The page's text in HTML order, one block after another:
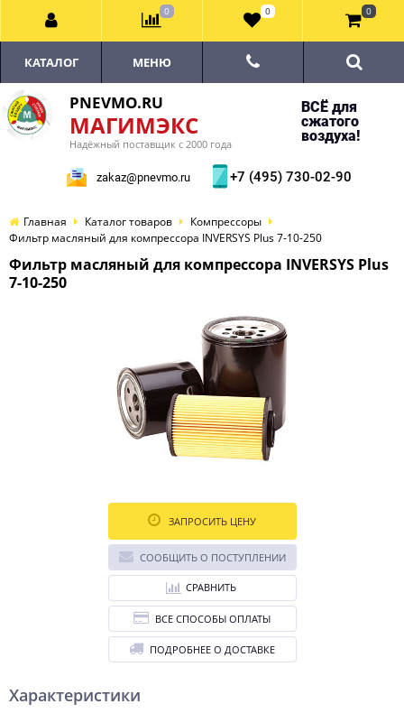
PNEVMO.RU
МАГИМЭКС
Надёжный поставщик с 2000 года
ВСЁ для
сжатого
воздуха!
zakaz@pnevmo.ru +7 (495) 730-02-90
КАТАЛОГ МЕНЮ
Главная Каталог товаров
Компрессоры
Фильтр масляный для компрессора INVERSYS Plus 7-10-250
Фильтр масляный для компрессора INVERSYS Plus
7-10-250
Характеристики
ЗАПРОСИТЬ ЦЕНУ
СООБЩИТЬ О ПОСТУПЛЕНИИ
СРАВНИТЬ
ВСЕ СПОСОБЫ ОПЛАТЫ
ПОДРОБНЕЕ О ДОСТАВКЕ
0 0 0